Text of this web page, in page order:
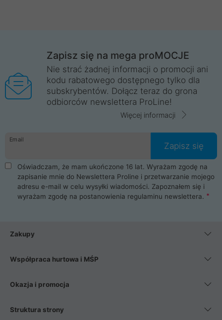
Zapisz się na mega proMOCJE
Nie strać żadnej informacji o promocji ani
kodu rabatowego dostępnego tylko dla
subskrybentów. Dołącz teraz do grona
odbiorców newslettera ProLine!
Więcej informacji
Email
Zapisz się
Oświadczam, że mam ukończone 16 lat. Wyrażam zgodę na
zapisanie mnie do Newslettera Proline i przetwarzanie mojego
adresu e-mail w celu wysyłki wiadomości. Zapoznałem się i
wyrażam zgodę na postanowienia regulaminu newslettera.
Zakupy
Współpraca hurtowa i MŚP
Okazja i promocja
Struktura strony